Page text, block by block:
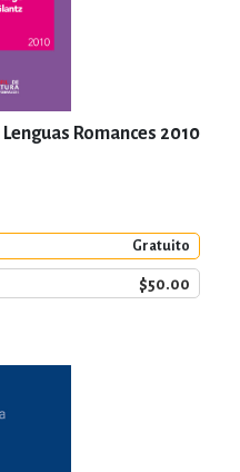
Romances 2010
Gratuito
$50.00